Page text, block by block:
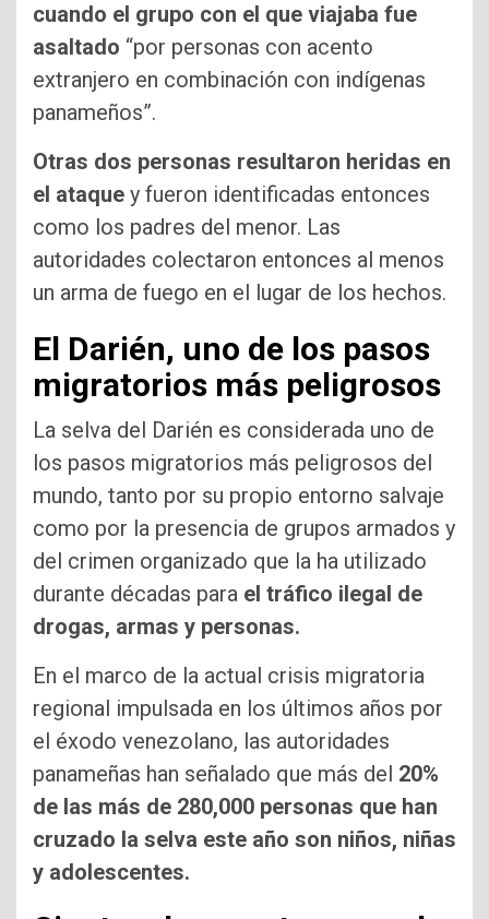
cuando el grupo con el que viajaba fue
asaltado “por personas con acento
extranjero en combinación con indígenas
panameños”.
Otras dos personas resultaron heridas en
el ataque y fueron identificadas entonces
como los padres del menor. Las
autoridades colectaron entonces al menos
un arma de fuego en el lugar de los hechos.
El Darién, uno de los pasos
migratorios más peligrosos
La selva del Darién es considerada uno de
los pasos migratorios más peligrosos del
mundo, tanto por su propio entorno salvaje
como por la presencia de grupos armados y
del crimen organizado que la ha utilizado
durante décadas para el tráfico ilegal de
drogas, armas y personas.
En el marco de la actual crisis migratoria
regional impulsada en los últimos años por
el éxodo venezolano, las autoridades
panameñas han señalado que más del 20%
de las más de 280,000 personas que han
cruzado la selva este año son niños, niñas
y adolescentes.